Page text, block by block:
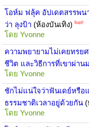
โอห์ม ฟลุ้ค อัปเดตสรรพน
ว่า ลุงป้า (ห้องบันเทิง) hot!
โดย Yvonne
ความพยายามไม่เคยทรย
ชีวิต และวิธีการที่เขาผ่า
โดย Yvonne
ชักไม่แน่ใจว่าฟันเดย์หรือ
ธรรมชาติเวลาอยู่ด้วยกัน
โดย Yvonne